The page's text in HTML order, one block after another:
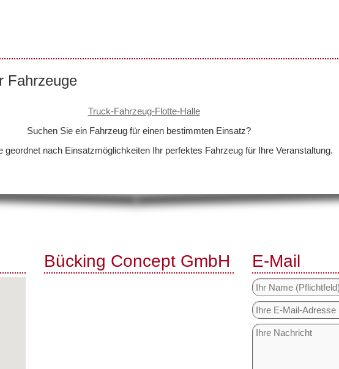
Fahrzeuge
Suchen Sie ein Fahrzeug für einen bestimmten Einsatz?
geordnet nach Einsatzmöglichkeiten Ihr perfektes Fahrzeug für Ihre Veranstaltung.
Bücking Concept GmbH E-Mail